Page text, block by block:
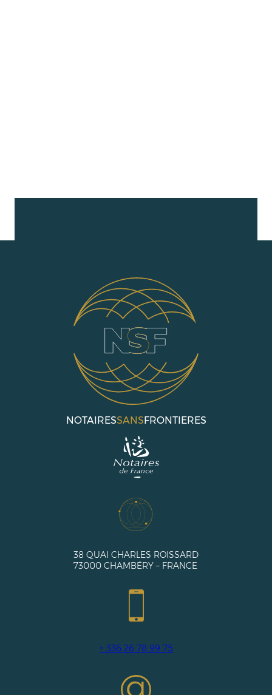
L’ACTUALITÉ NOTARIALE
NOTAIRESSANSFRONTIERES
38 QUAI CHARLES ROISSARD
73000 CHAMBÉRY – FRANCE
+ 336 26 78 99 75